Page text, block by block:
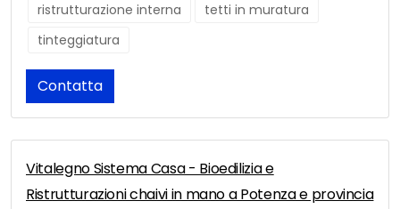
ristrutturazione interna
tetti in muratura
tinteggiatura
Contatta
Vitalegno Sistema Casa - Bioedilizia e
Ristrutturazioni chaivi in mano a Potenza e provincia